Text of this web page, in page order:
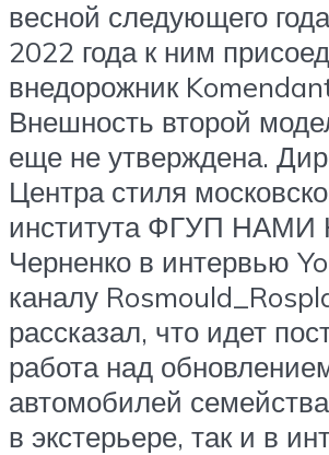
весной следующего
2022 года к ним
внедорожник
Внешность второй
еще не утверждена.
Центра стиля
института ФГУП НАМИ
Черненко в интервью
каналу
рассказал, что идет
работа над
автомобилей
в экстерьере, так и в